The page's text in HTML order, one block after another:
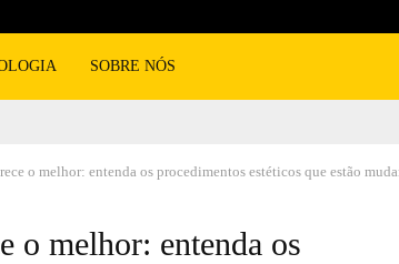
SOBRE NÓS
o melhor: entenda os procedimentos estéticos que estão
o melhor: entenda os